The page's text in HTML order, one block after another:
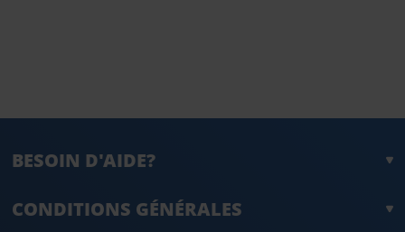
BESOIN D'AIDE?
CONDITIONS GÉNÉRALES